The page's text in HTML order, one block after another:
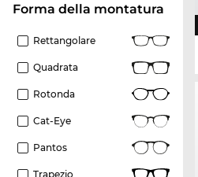
forma della montatura
Rettangolare
Quadrata
Rotonda
Cat-Eye
Pantos
Trapezio